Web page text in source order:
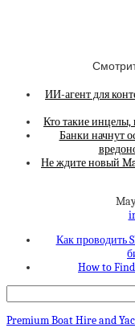
ИИ-агент для
Кто такие инцелы,
Банки начнут
Не ждите новый
Как проводить
How to
Premium Boat Hire and